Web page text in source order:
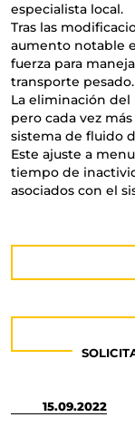
especialista local.
Tras las
aumento notable
fuerza para
transporte pesado.
La eliminación
pero cada vez
sistema de fluido
Este ajuste a
tiempo de
asociados con el
15.09.2022